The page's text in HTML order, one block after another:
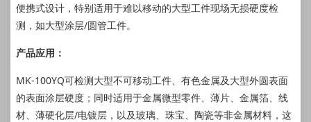
便携式设计，特别适用于难以移动的大型工件现场无损硬度检
测，如大型涂层/圆管工件。
产品应用：
MK-100YQ可检测大型不可移动工件、有色金属及大型外圆表面
的表面涂层硬度；同时适用于金属微型零件、薄片、金属箔、线
材、薄硬化层/电镀层，以及玻璃、珠宝、陶瓷等非金属材料，这